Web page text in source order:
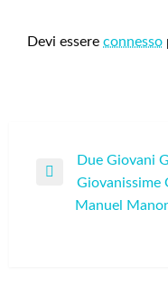
Devi essere connesso
Navigazione
articoli
Previous
Due Giovani
Giovanissime
Manuel